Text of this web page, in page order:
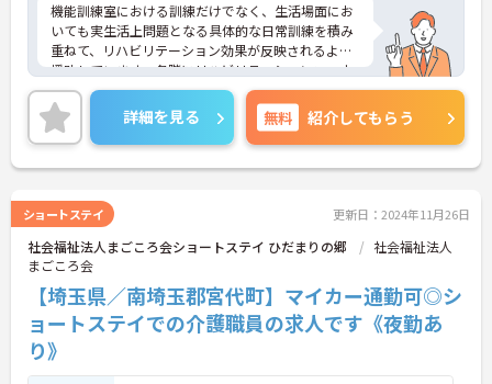
機能訓練室における訓練だけでなく、生活場面にお
いても実生活上問題となる具体的な日常訓練を積み
重ねて、リハビリテーション効果が反映されるよう
援助しています。各階にリハビリテーションコーナ
ーが設置されており、看護師や介護者が行うリハビ
リもあり、「リハビリテーション」を軸としたチー
ムワークケアを行っています。残業も月10時間程度
で、プライベートの両立もしやすい環境です。ご興
味のある方はお気軽にお問い合わせ下さい。
詳細を見る 無料 紹介してもらう
ショートステイ 更新日：2024年11月26日
社会福祉法人まごころ会ショートステイ ひだまりの郷
社会福祉法人
まごころ会
【埼玉県／南埼玉郡宮代町】マイカー通勤可◎シ
ョートステイでの介護職員の求人です《夜勤あ
り》